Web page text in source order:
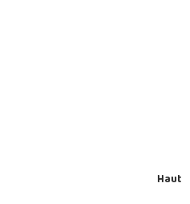
Haut